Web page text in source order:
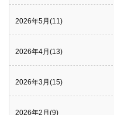
2026年5月(11)
2026年4月(13)
2026年3月(15)
2026年2月(9)